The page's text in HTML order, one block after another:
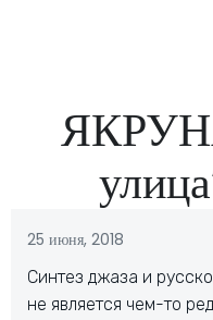
25 июня, 2018
Синтез джаза и
не является чем-то